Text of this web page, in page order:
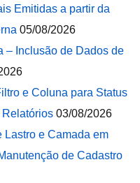
Emitidas a partir da
05/08/2026
– Inclusão de Dados de
e Coluna para Status
03/08/2026
Lastro e Camada em
de Cadastro